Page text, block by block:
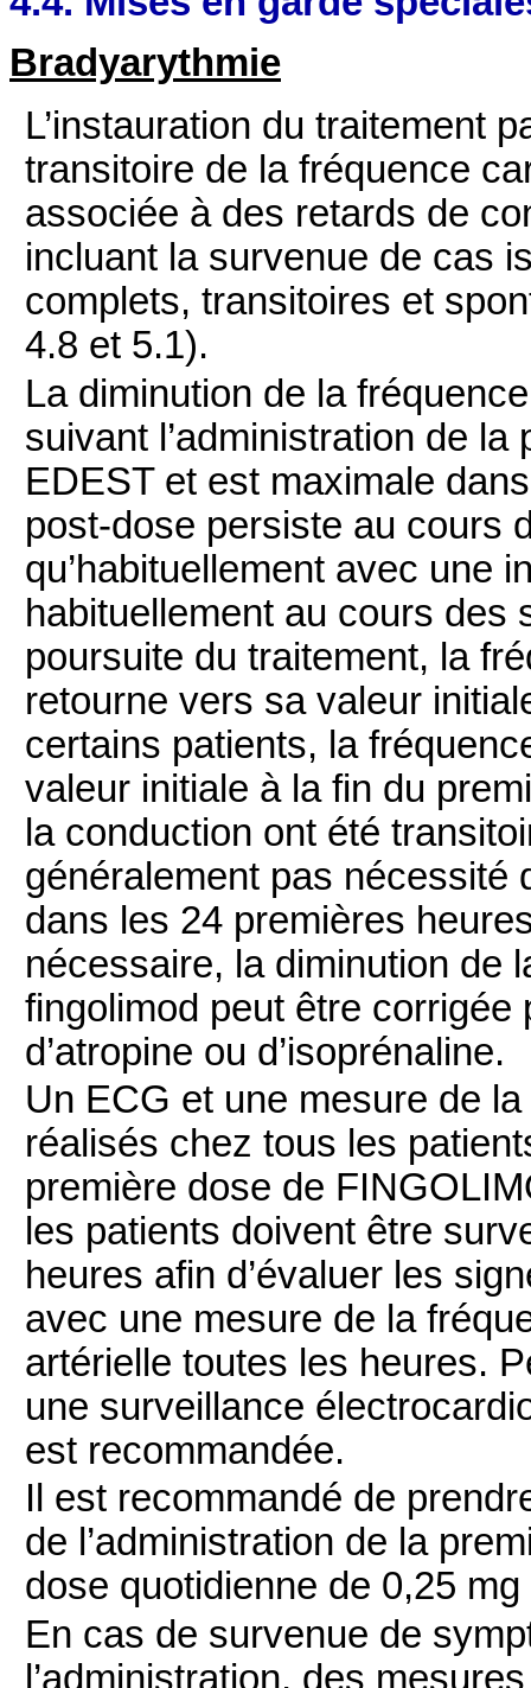
Bradyarythmie
L’instauration du traitement
transitoire de la fréquence
associée à des retards de
incluant la survenue de cas
complets, transitoires et
4.8 et 5.1).
La diminution de la
suivant l’administration de
EDEST et est maximale
post-dose persiste au cours
qu’habituellement avec une
habituellement au cours des
poursuite du traitement, la
retourne vers sa valeur
certains patients, la
valeur initiale à la fin du
la conduction ont été
généralement pas nécessité
dans les 24 premières
nécessaire, la diminution de
fingolimod peut être corrigée
d’atropine ou d’isoprénaline.
Un ECG et une mesure de
réalisés chez tous les
première dose de
les patients doivent être
heures afin d’évaluer les
avec une mesure de la
artérielle toutes les heures.
une surveillance
est recommandée.
Il est recommandé de
de l’administration de la
dose quotidienne de 0,25
En cas de survenue de
l’administration, des